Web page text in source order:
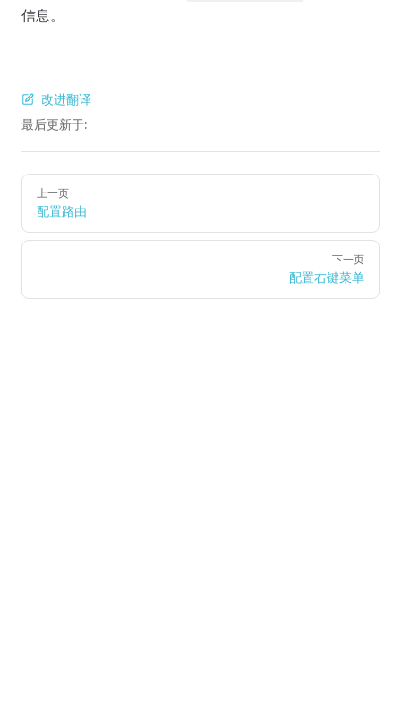
信息。
改进翻译
最后更新于:
Pager
上一页
配置路由
下一页
配置右键菜单